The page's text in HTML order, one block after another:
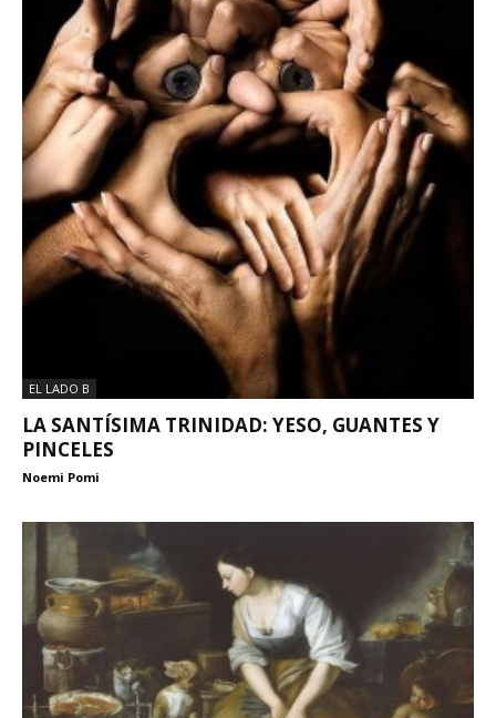
EL LADO B
LA SANTÍSIMA TRINIDAD: YESO, GUANTES Y
PINCELES
Noemi Pomi